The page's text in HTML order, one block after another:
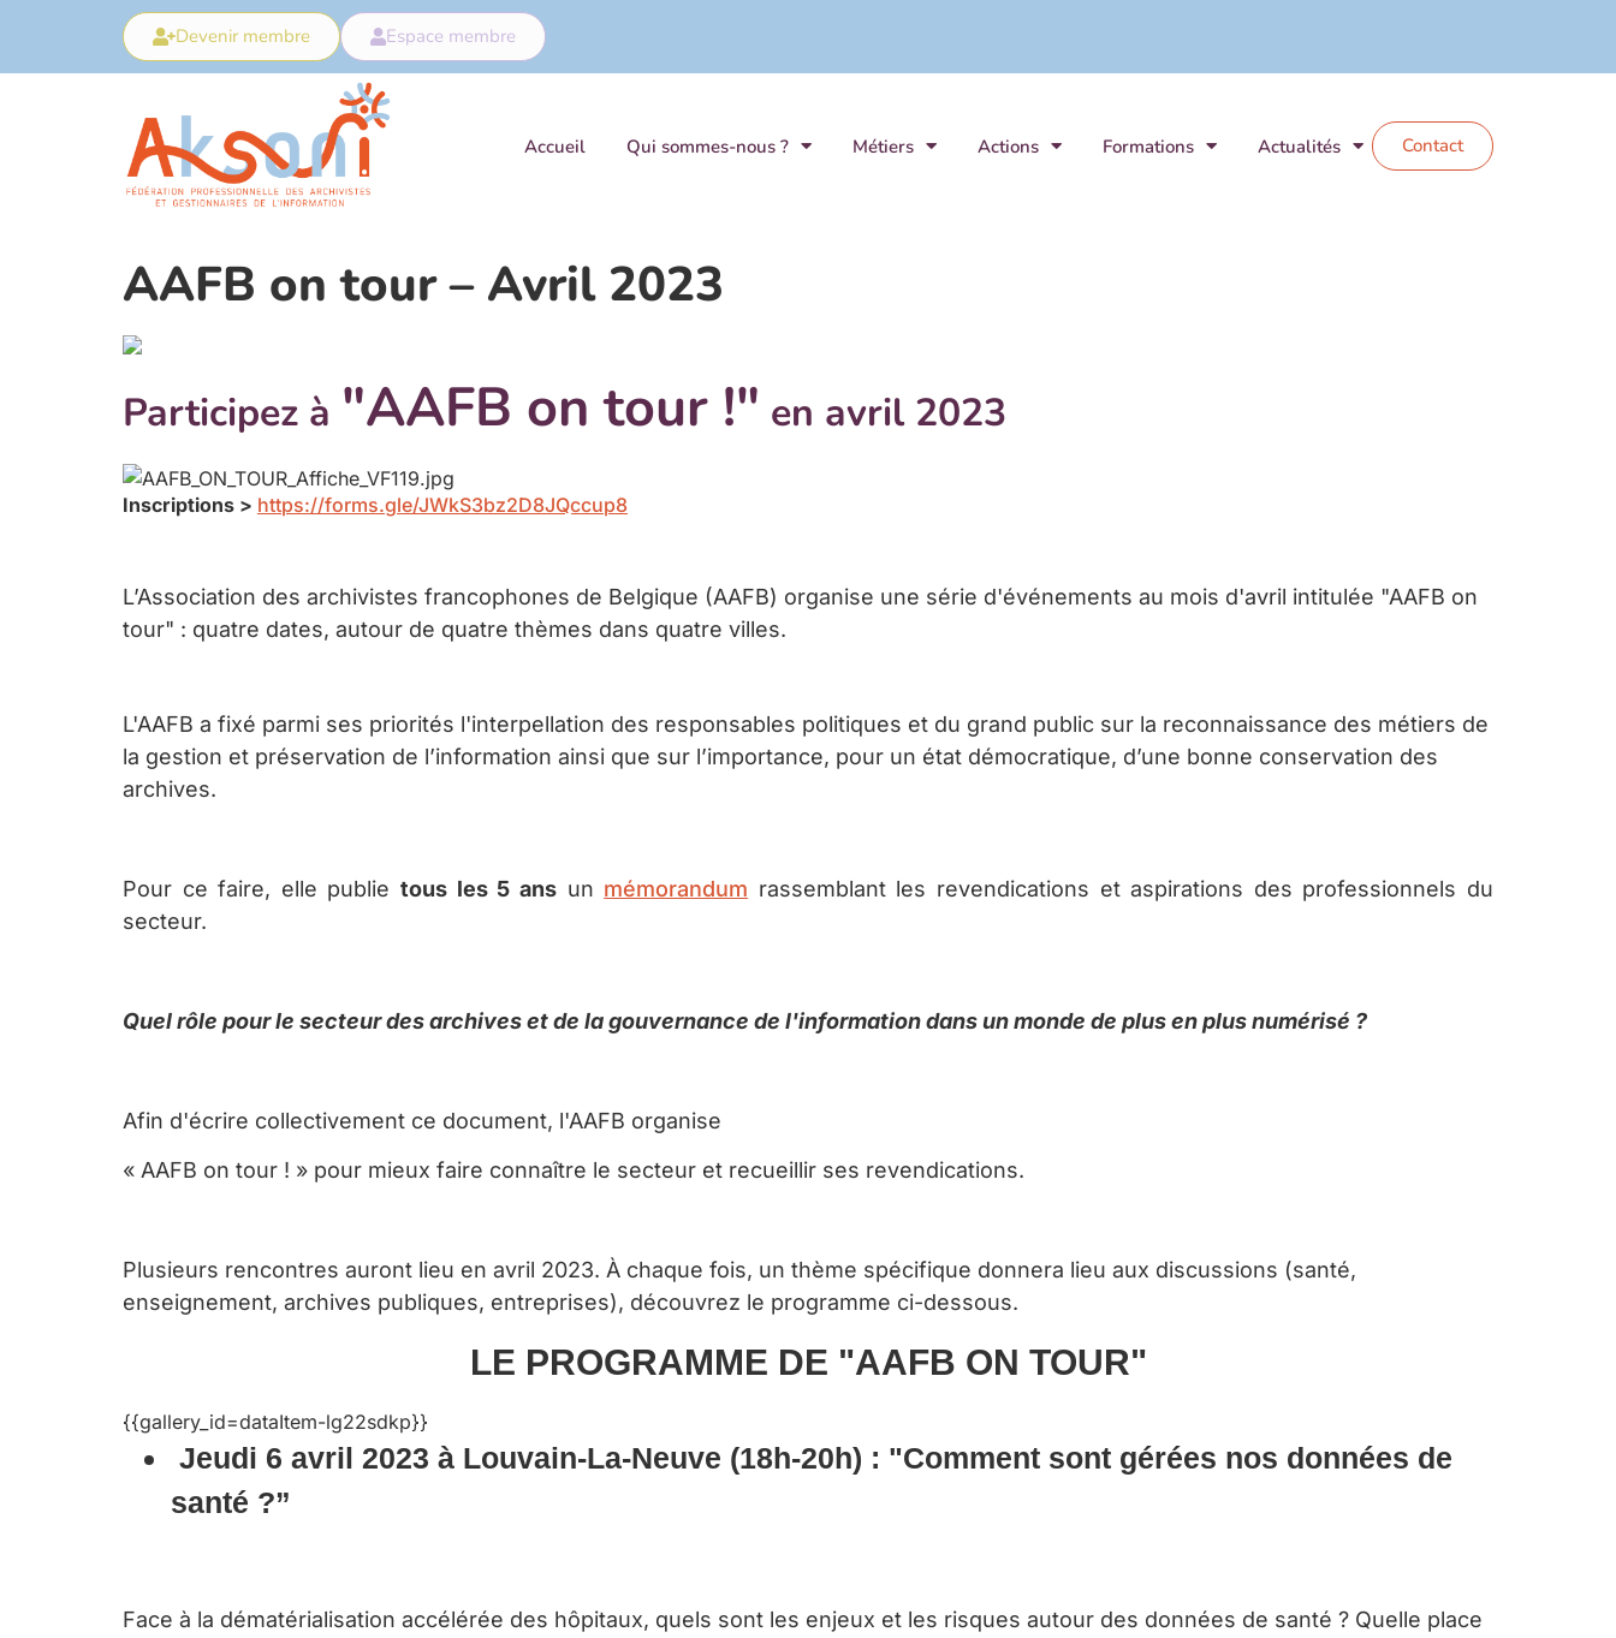
Devenir membre Espace membre
Accueil Qui sommes-nous ? Métiers Actions Formations Actualités Contact
AAFB on tour – Avril 2023
Participez à "AAFB on tour !" en avril 2023
Inscriptions > https://forms.gle/JWkS3bz2D8JQccup8
L’Association des archivistes francophones de Belgique (AAFB) organise une série d'événements au mois d'avril intitulée "AAFB on
tour" : quatre dates, autour de quatre thèmes dans quatre villes.
L'AAFB a fixé parmi ses priorités l'interpellation des responsables politiques et du grand public sur la reconnaissance des métiers de
la gestion et préservation de l’information ainsi que sur l’importance, pour un état démocratique, d’une bonne conservation des
archives.
Pour ce faire, elle publietous les 5 ansun mémorandum rassemblant les revendications et aspirations des professionnels du
secteur.
Quel rôle pour le secteur des archives et de la gouvernance de l'information dans un monde de plus en plus numérisé ?
Afin d'écrire collectivement ce document, l'AAFB organise
« AAFB on tour ! » pour mieux faire connaître le secteur et recueillir ses revendications.
Plusieurs rencontres auront lieu en avril 2023. À chaque fois, un thème spécifique donnera lieu aux discussions (santé,
enseignement, archives publiques, entreprises), découvrez le programme ci-dessous.
LE PROGRAMME DE "AAFB ON TOUR"
{{gallery_id=dataItem-lg22sdkp}}
Jeudi 6 avril 2023 à Louvain-La-Neuve (18h-20h) : "Comment sont gérées nos données de
santé ?”
Face à la dématérialisation accélérée des hôpitaux, quels sont les enjeux et les risques autour des données de santé ? Quelle place